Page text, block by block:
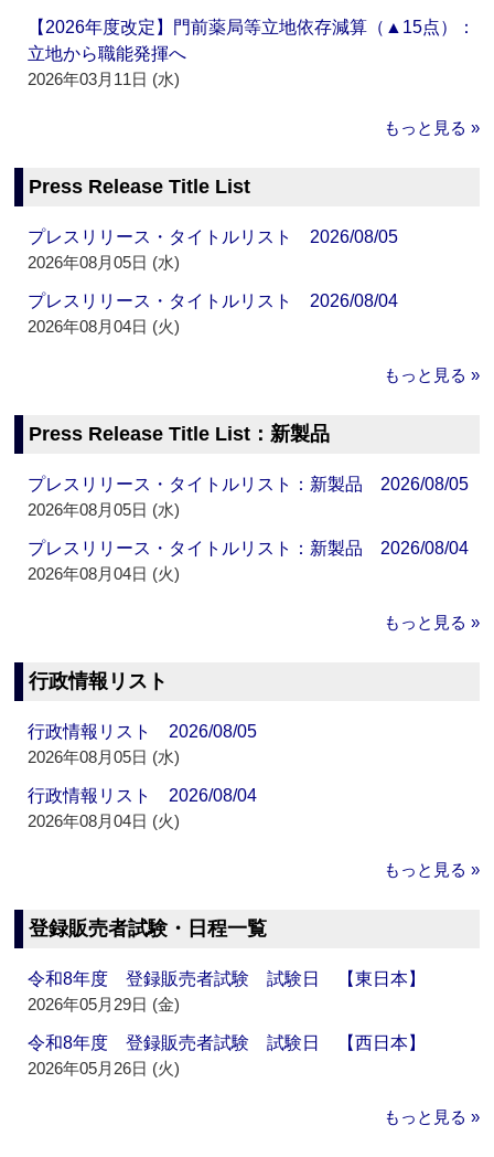
【2026年度改定】門前薬局等立地依存減算（▲15点）：
立地から職能発揮へ
2026年03月11日 (水)
もっと見る »
Press Release Title List
プレスリリース・タイトルリスト 2026/08/05
2026年08月05日 (水)
プレスリリース・タイトルリスト 2026/08/04
2026年08月04日 (火)
もっと見る »
Press Release Title List：新製品
プレスリリース・タイトルリスト：新製品 2026/08/05
2026年08月05日 (水)
プレスリリース・タイトルリスト：新製品 2026/08/04
2026年08月04日 (火)
もっと見る »
行政情報リスト
行政情報リスト 2026/08/05
2026年08月05日 (水)
行政情報リスト 2026/08/04
2026年08月04日 (火)
もっと見る »
登録販売者試験・日程一覧
令和8年度 登録販売者試験 試験日 【東日本】
2026年05月29日 (金)
令和8年度 登録販売者試験 試験日 【西日本】
2026年05月26日 (火)
もっと見る »